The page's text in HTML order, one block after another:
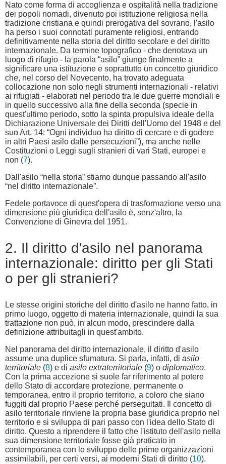
Nato come forma di accoglienza e ospitalità nella tradizione
dei popoli nomadi, divenuto poi istituzione religiosa nella
tradizione cristiana e quindi prerogativa del sovrano, l'asilo
ha perso i suoi connotati puramente religiosi, entrando
definitivamente nella storia del diritto secolare e del diritto
internazionale. Da termine topografico - che denotava un
luogo di rifugio - la parola “asilo” giunge finalmente a
significare una istituzione e soprattutto un concetto giuridico
che, nel corso del Novecento, ha trovato adeguata
collocazione non solo negli strumenti internazionali - relativi
ai rifugiati - elaborati nel periodo tra le due guerre mondiali e
in quello successivo alla fine della seconda (specie in
quest'ultimo periodo, sotto la spinta propulsiva ideale della
Dichiarazione Universale dei Diritti dell'Uomo del 1948 e del
suo Art. 14: “Ogni individuo ha diritto di cercare e di godere
in altri Paesi asilo dalle persecuzioni”), ma anche nelle
Costituzioni o Leggi sugli stranieri di vari Stati, europei e
non (7).
Dall'asilo “nella storia” stiamo dunque passando all'asilo
“nel diritto internazionale”.
Fedele portavoce di quest'opera di trasformazione verso una
dimensione più giuridica dell'asilo è, senz'altro, la
Convenzione di Ginevra del 1951.
2. Il diritto d'asilo nel panorama
internazionale: diritto per gli Stati
o per gli stranieri?
Le stesse origini storiche del diritto d'asilo ne hanno fatto, in
primo luogo, oggetto di materia internazionale, quindi la sua
trattazione non può, in alcun modo, prescindere dalla
definizione attribuitagli in quest'ambito.
Nel panorama del diritto internazionale, il diritto d'asilo
assume una duplice sfumatura. Si parla, infatti, di asilo
territoriale (8) e di asilo extraterritoriale (9) o diplomatico.
Con la prima accezione si suole far riferimento al potere
dello Stato di accordare protezione, permanente o
temporanea, entro il proprio territorio, a coloro che siano
fuggiti dal proprio Paese perché perseguitati. Il concetto di
asilo territoriale rinviene la propria base giuridica proprio nel
territorio e si sviluppa di pari passo con l'idea dello Stato di
diritto. Questo a riprendere il fatto che l'istituto dell'asilo nella
sua dimensione territoriale fosse già praticato in
contemporanea con lo sviluppo delle prime organizzazioni
assimilabili, per certi versi, ai moderni Stati di diritto (10).